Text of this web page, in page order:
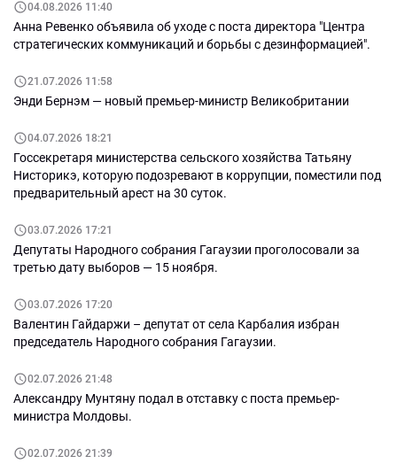
04.08.2026 11:40
Анна Ревенко объявила об уходе с поста директора "Центра
стратегических коммуникаций и борьбы с дезинформацией".
21.07.2026 11:58
Энди Бернэм — новый премьер-министр Великобритании
04.07.2026 18:21
Госсекретаря министерства сельского хозяйства Татьяну
Нисторикэ, которую подозревают в коррупции, поместили под
предварительный арест на 30 суток.
03.07.2026 17:21
Депутаты Народного собрания Гагаузии проголосовали за
третью дату выборов — 15 ноября.
03.07.2026 17:20
Валентин Гайдаржи – депутат от села Карбалия избран
председатель Народного собрания Гагаузии.
02.07.2026 21:48
Александру Мунтяну подал в отставку с поста премьер-
министра Молдовы.
02.07.2026 21:39